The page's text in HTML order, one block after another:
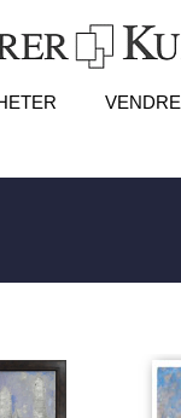
VENDRE